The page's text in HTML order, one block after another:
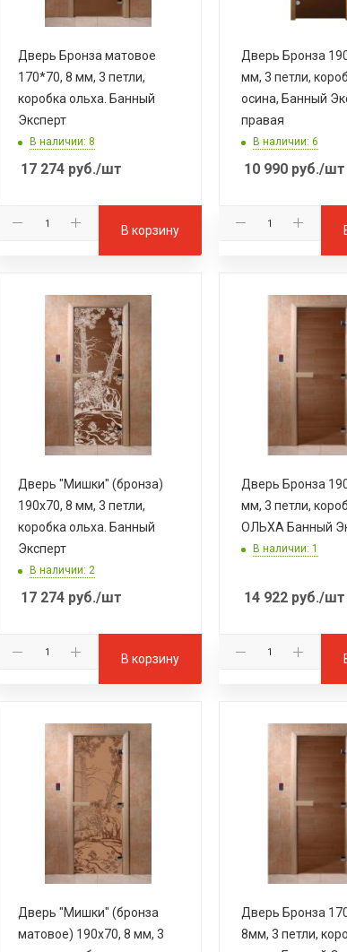
Дверь Бронза матовое
170*70, 8 мм, 3 петли,
коробка ольха. Банный
Эксперт
В наличии: 8
17 274 руб./шт
В корзину
Дверь Бронза
мм, 3 петли,
осина, Банный
правая
В наличии: 6
10 990руб./шт
Дверь "Мишки" (бронза)
190х70, 8 мм, 3 петли,
коробка ольха. Банный
Эксперт
В наличии: 2
17 274 руб./шт
В корзину
Дверь Бронза
мм, 3 петли,
ОЛЬХА Банный
В наличии: 1
14 922руб./шт
Дверь "Мишки" (бронза
матовое) 190х70, 8 мм, 3
Дверь Бронза
8мм, 3 петли,